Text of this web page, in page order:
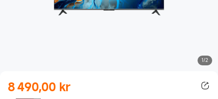
1/2
8 490,00 kr
Current Price kr8490.00